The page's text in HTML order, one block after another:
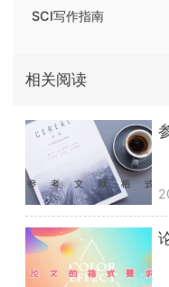
SCI写作指南
相关阅读